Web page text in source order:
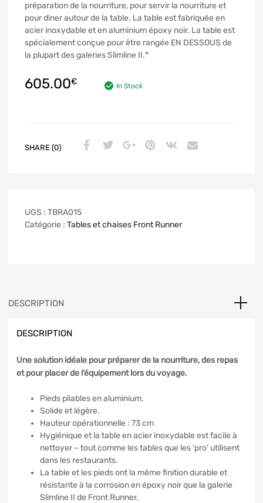
préparation de la nourriture, pour servir la nourriture et
pour diner autour de la table. La table est fabriquée en
acier inoxydable et en aluminium époxy noir. La table est
spécialement conçue pour être rangée EN DESSOUS de
la plupart des galeries Slimline II.*
605.00€ In Stock
SHARE (0)
UGS : TBRA015
Catégorie : Tables et chaises Front Runner
DESCRIPTION
DESCRIPTION
Une solution idéale pour préparer de la nourriture, des repas
et pour placer de l’équipement lors du voyage.
Pieds pliables en aluminium.
Solide et légère.
Hauteur opérationnelle : 73 cm
Hygiénique et la table en acier inoxydable est facile à
nettoyer – tout comme les tables que les ‘pro’ utilisent
dans les restaurants.
La table et les pieds ont la même finition durable et
résistante à la corrosion en époxy noir que la galerie
Slimline II de Front Runner.